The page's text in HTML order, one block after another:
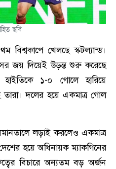
ছবি
খেলছে স্কটল্যান্ড।
জয় দিয়েই উড়ন্ত শুরু করেছে
১-০ গোলে হারিয়ে
দলের হয়ে একমাত্র গোল
লড়াই করলেও একমাত্র
হয়ে অধিনায়ক ম্যাকগিনের
বিচারে অন্যতম বড় অর্জন